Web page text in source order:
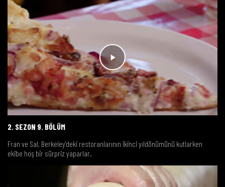
2. SEZON 9. BÖLÜM
Fran ve Sal, Berkeley'deki restoranlarının ikinci yıldönümünü kutlarken
ekibe hoş bir sürpriz yaparlar.